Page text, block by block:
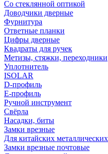
Со стеклянной оптикой
Доводчики дверные
Фурнитура
Ответные планки
Цифры дверные
Квадраты для ручек
Метизы, стяжки, переходники
Уплотнитель
ISOLAR
D-профиль
Е-профиль
Ручной инструмент
Свёрла
Насадки, биты
Замки врезные
Для китайских
Замки врезные почтовые